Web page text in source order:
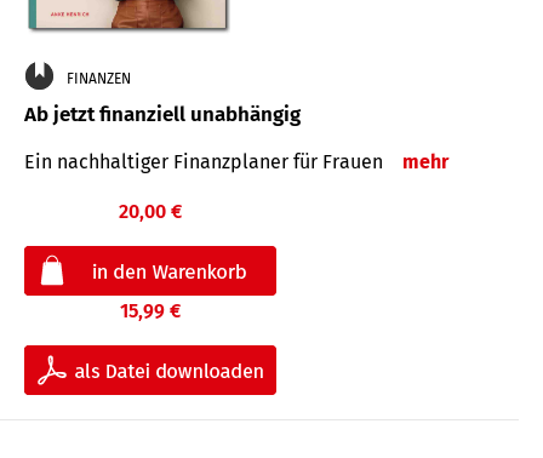
FINANZEN
Ab jetzt finanziell unabhängig
Ein nachhaltiger Finanzplaner für Frauen mehr
20,00 €
15,99 €